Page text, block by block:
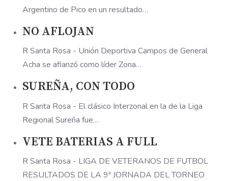
Argentino de Pico en un resultado…
NO AFLOJAN
R Santa Rosa - Unión Deportiva Campos de General
Acha se afianzó como líder Zona…
SUREÑA, CON TODO
R Santa Rosa - El clásico Interzonal en la de la Liga
Regional Sureña fue…
VETE BATERIAS A FULL
R Santa Rosa - LIGA DE VETERANOS DE FUTBOL
RESULTADOS DE LA 9ª JORNADA DEL TORNEO